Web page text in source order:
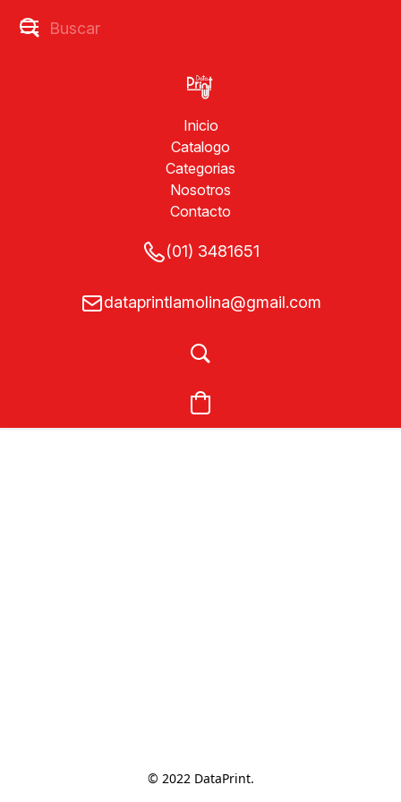
Inicio
Catalogo
Categorias
Nosotros
Contacto
(01) 3481651
dataprintlamolina@gmail.com
© 2022 DataPrint.